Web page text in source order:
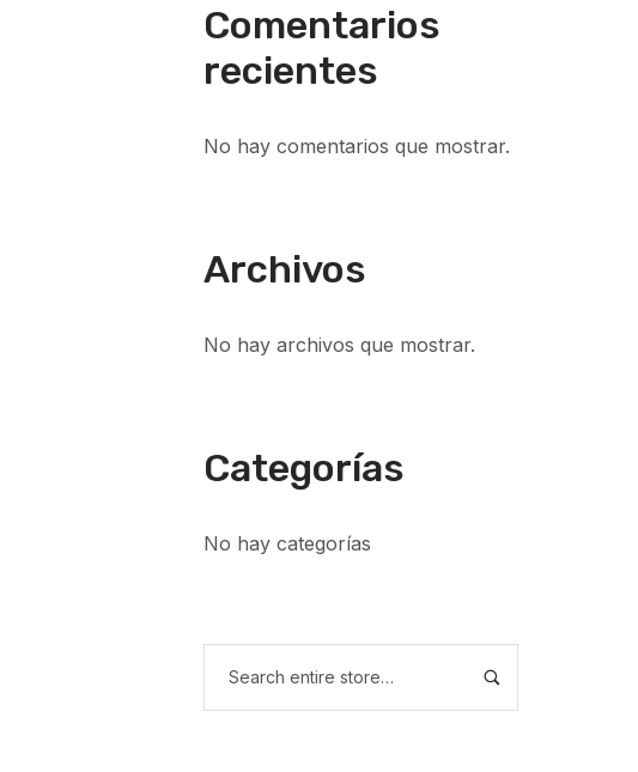
Comentarios
recientes
No hay comentarios que mostrar.
Archivos
No hay archivos que mostrar.
Categorías
No hay categorías